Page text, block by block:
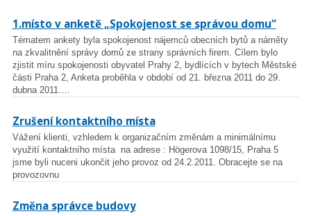
1.místo v anketě „Spokojenost se správou domu“
Tématem ankety byla spokojenost nájemců obecních bytů a náměty
na zkvalitnění správy domů ze strany správních firem. Cílem bylo
zjistit míru spokojenosti obyvatel Prahy 2, bydlících v bytech Městské
části Praha 2, Anketa proběhla v období od 21. března 2011 do 29.
dubna 2011.…
Zrušení kontaktního místa
Vážení klienti, vzhledem k organizačním změnám a minimálnímu
využití kontaktního místa na adrese : Högerova 1098/15, Praha 5
jsme byli nuceni ukončit jeho provoz od 24.2.2011. Obracejte se na
provozovnu
Změna správce budovy